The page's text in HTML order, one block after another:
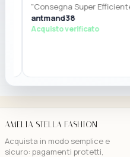
"Consegna Super Efficiente"
antmand38
Acquisto verificato
AMELIA STELLA FASHION
Acquista in modo semplice e
sicuro: pagamenti protetti,